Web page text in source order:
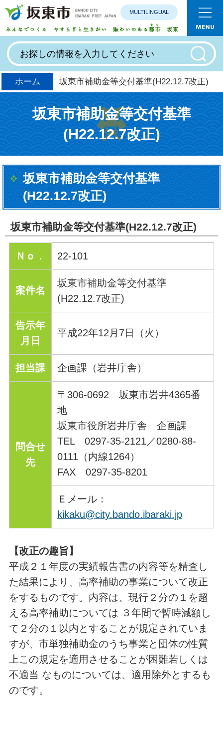
みんなで
MULTILINGUAL
ホーム 坂東市補助金等交付基準(H22.12.7改正)
坂東市補助金等交付基準
(H22.12.7改正)
坂東市補助金等交付基準
(H22.12.7改正)
坂東市補助金等交付基準(H22.12.7改正)
Ｎｏ． 22-101
案件名
坂東市補助金等交付基準
(H22.12.7改正)
告示年
月日
平成22年12月7日（火）
担当課 企画課（岩井庁舎）
問合せ
先
〒306‐0692 坂東市岩井4365番
地
坂東市役所岩井庁舎 企画課
TEL 0297‐35‐2121／0280‐88‐
0111（内線1264）
FAX 0297‐35‐8201
Ｅメール：
kikaku@city.bando.ibaraki.jp
【改正の趣旨】
平成２１年度の実績報告書の内容等を精査し
た結果により、高率補助の事業について改正
をするものです。内容は、現行２分の１を超
える高率補助については ３年間で暫時減額し
て２分の１以内とすることが規定されていま
すが、市単独補助金のうち事業と団体の性質
上この規定を適用させることが困難若しくは
不適当 なものについては、適用除外とするも
のです。